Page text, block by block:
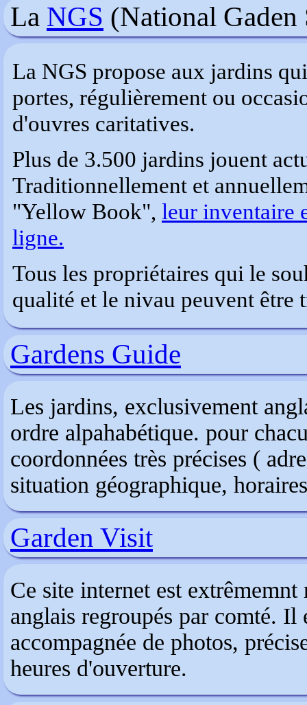
La NGS (National Gaden
La NGS propose aux jardins
portes, régulièrement ou
d'ouvres caritatives.
Plus de 3.500 jardins jouent
Traditionnellement et
"Yellow Book", leur inventaire
ligne.
Tous les propriétaires qui le
qualité et le nivau peuvent être
Gardens Guide
Les jardins, exclusivement
ordre alpahabétique. pour
coordonnées très précises (
situation géographique,
Garden Visit
Ce site internet est
anglais regroupés par comté.
accompagnée de photos,
heures d'ouverture.